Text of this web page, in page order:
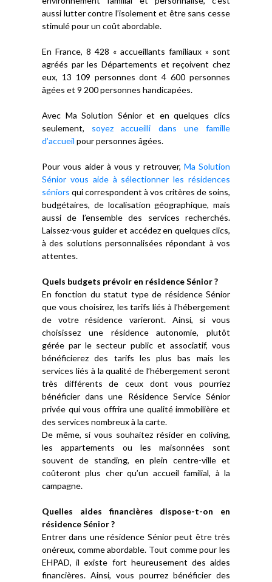
aussi lutter contre l’isolement et être sans cesse
stimulé pour un coût abordable.
En France, 8 428 « accueillants familiaux » sont
agréés par les Départements et reçoivent chez
eux, 13 109 personnes dont 4 600 personnes
âgées et 9 200 personnes handicapées.
Avec Ma Solution Sénior et en quelques clics
seulement, soyez accueilli dans une famille
d’accueil pour personnes âgées.
Pour vous aider à vous y retrouver, Ma Solution
Sénior vous aide à sélectionner les résidences
séniors qui correspondent à vos critères de soins,
budgétaires, de localisation géographique, mais
aussi de l’ensemble des services recherchés.
Laissez-vous guider et accédez en quelques clics,
à des solutions personnalisées répondant à vos
attentes.
Quels budgets prévoir en résidence Sénior ?
En fonction du statut type de résidence Sénior
que vous choisirez, les tarifs liés à l’hébergement
de votre résidence varieront. Ainsi, si vous
choisissez une résidence autonomie, plutôt
gérée par le secteur public et associatif, vous
bénéficierez des tarifs les plus bas mais les
services liés à la qualité de l’hébergement seront
très différents de ceux dont vous pourriez
bénéficier dans une Résidence Service Sénior
privée qui vous offrira une qualité immobilière et
des services nombreux à la carte.
De même, si vous souhaitez résider en coliving,
les appartements ou les maisonnées sont
souvent de standing, en plein centre-ville et
coûteront plus cher qu’un accueil familial, à la
campagne.
Quelles aides financières dispose-t-on en
résidence Sénior ?
Entrer dans une résidence Sénior peut être très
onéreux, comme abordable. Tout comme pour les
EHPAD, il existe fort heureusement des aides
financières. Ainsi, vous pourrez bénéficier des